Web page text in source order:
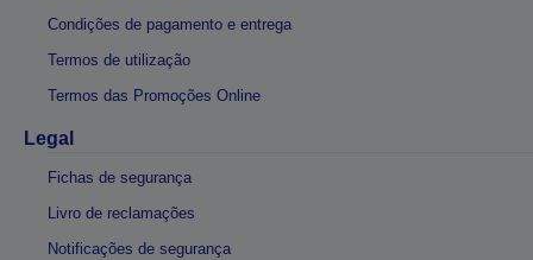
Condições de pagamento e entrega
Termos de utilização
Termos das Promoções Online
Legal
Fichas de segurança
Livro de reclamações
Notificações de segurança